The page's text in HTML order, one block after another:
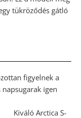
tükröződés gátló
figyelnek a
napsugarak igen
Kiváló Arctica S-